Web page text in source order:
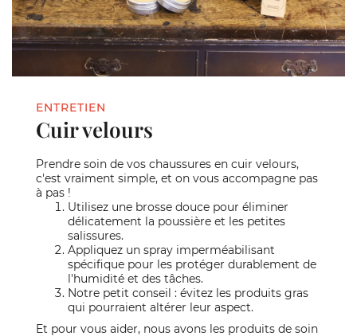
ENTRETIEN
Cuir velours
Prendre soin de vos chaussures en cuir velours,
c'est vraiment simple, et on vous accompagne pas
à pas !
Utilisez une brosse douce pour éliminer
délicatement la poussière et les petites
salissures.
Appliquez un spray imperméabilisant
spécifique pour les protéger durablement de
l'humidité et des tâches.
Notre petit conseil : évitez les produits gras
qui pourraient altérer leur aspect.
Et pour vous aider, nous avons les produits de soin